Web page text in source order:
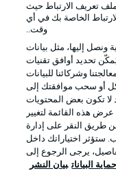
تعريف الارتباط حيث
الخاصة بك في أي
وقت..
ونصل إليها، مثل بيانات
تحديد أوافق تقنيات
وشركائنا للبيانات
أو سحب موافقتك إلى
لا تكون بعض المحتويات
عرض هذه القائمة لتغيير
طريق النقر على إدارة
ستؤثر اختياراتك داخل
يرجى الرجوع إلى
البيانات بيان النشر